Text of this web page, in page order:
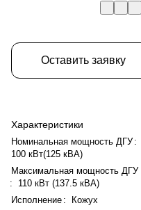
Оставить заявку
Характеристики
Номинальная мощность ДГУ :
100 кВт(125 кВА)
Максимальная мощность ДГУ
:
110 кВт (137.5 кВА)
Исполнение :
Кожух